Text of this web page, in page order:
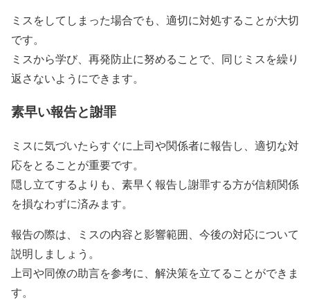
ミスをしてしまった場合でも、適切に対処することが大切
です。
ミスから学び、再発防止に努めることで、同じミスを繰り
返さないようにできます。
素早い報告と謝罪
ミスに気づいたらすぐに上司や関係者に報告し、適切な対
応をとることが重要です。
隠し立てするよりも、素早く報告し謝罪する方が信頼関係
を損なわずに済みます。
報告の際は、ミスの内容と影響範囲、今後の対応について
説明しましょう。
上司や同僚の助言を参考に、解決策を立てることができま
す。